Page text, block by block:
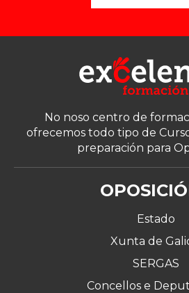
No noso centro de
ofrecemos todo tipo de
preparación para
Estado
Xunta de
SERGAS
Concellos e